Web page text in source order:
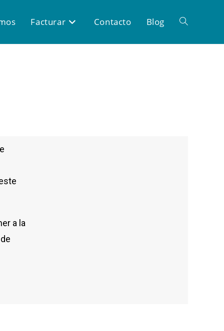
Facturar Contacto Blog
a la